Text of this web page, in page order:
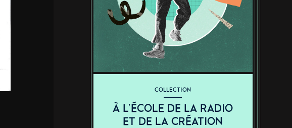
COLLECTION
À L'ÉCOLE DE LA RADIO
ET DE LA CRÉATION